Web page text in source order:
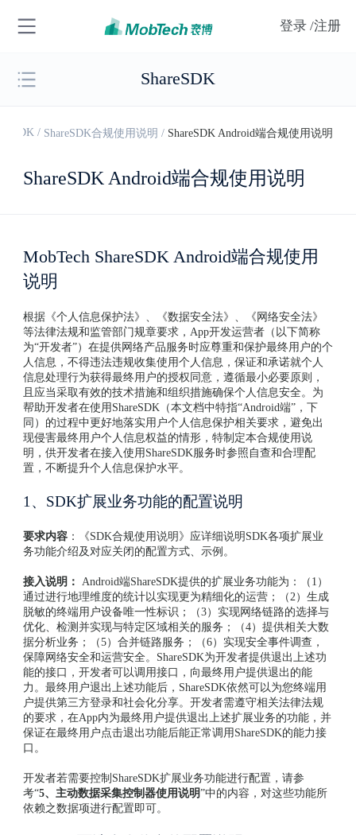
登录 /注册
ShareSDK
/ ShareSDK合规使用说明 / ShareSDK Android端合规使用说明
ShareSDK Android端合规使用说明
MobTech ShareSDK Android端合规使用
说明
根据《个人信息保护法》、《数据安全法》、《网络安全法》
等法律法规和监管部门规章要求，App开发运营者（以下简称
为“开发者”）在提供网络产品服务时应尊重和保护最终用户的个
人信息，不得违法违规收集使用个人信息，保证和承诺就个人
信息处理行为获得最终用户的授权同意，遵循最小必要原则，
且应当采取有效的技术措施和组织措施确保个人信息安全。为
帮助开发者在使用ShareSDK（本文档中特指“Android端”，下
同）的过程中更好地落实用户个人信息保护相关要求，避免出
现侵害最终用户个人信息权益的情形，特制定本合规使用说
明，供开发者在接入使用ShareSDK服务时参照自查和合理配
置，不断提升个人信息保护水平。
1、SDK扩展业务功能的配置说明
要求内容：《SDK合规使用说明》应详细说明SDK各项扩展业
务功能介绍及对应关闭的配置方式、示例。
接入说明：
Android端ShareSDK提供的扩展业务功能为：（1）
通过进行地理维度的统计以实现更为精细化的运营；（2）生成
脱敏的终端用户设备唯一性标识；（3）实现网络链路的选择与
优化、检测并实现与特定区域相关的服务；（4）提供相关大数
据分析业务；（5）合并链路服务；（6）实现安全事件调查，
保障网络安全和运营安全。ShareSDK为开发者提供退出上述功
能的接口，开发者可以调用接口，向最终用户提供退出的能
力。最终用户退出上述功能后，ShareSDK依然可以为您终端用
户提供第三方登录和社会化分享。开发者需遵守相关法律法规
的要求，在App内为最终用户提供退出上述扩展业务的功能，并
保证在最终用户点击退出功能后能正常调用ShareSDK的能力接
口。
开发者若需要控制ShareSDK扩展业务功能进行配置，请参
考“5、主动数据采集控制器使用说明”中的内容，对这些功能所
依赖之数据项进行配置即可。